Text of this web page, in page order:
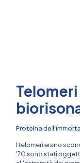
Proteina
I telomeri erano
'70 sono stati